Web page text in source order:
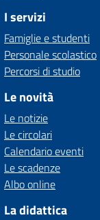
I servizi
Famiglie e studenti
Personale scolastico
Percorsi di studio
Le novità
Le notizie
Le circolari
Calendario eventi
Le scadenze
Albo online
La didattica